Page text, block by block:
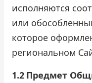
исполняются
или
которое
региональном
1.2 Предмет